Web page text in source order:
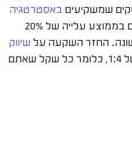
שמשקיעים באסטרטגיה
מובנית ומתואמת רואים בממוצע עלייה של 20%
החזר השקעה על שיווק
עומד על יחס של 1:4, כלומר כל שקל שאתם